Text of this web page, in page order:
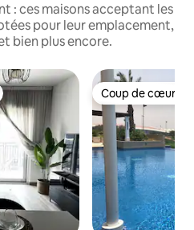
: ces maisons acceptant les
pour leur emplacement,
bien plus encore.
Coup de cœur
Coup de cœur